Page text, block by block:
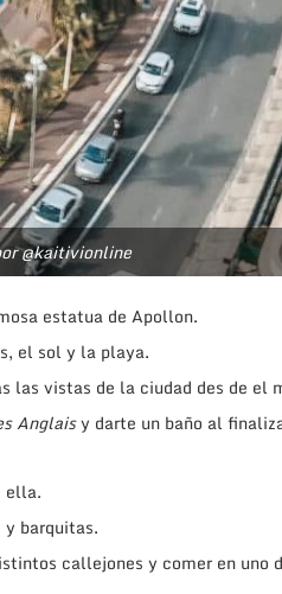
@kaitivionline
estatua de Apollon.
el sol y la playa.
vistas de la ciudad des de el
Anglaisy darte un baño al
ella.
barquitas.
callejones y comer en uno